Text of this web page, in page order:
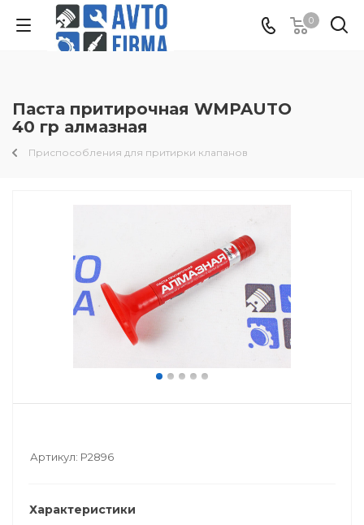
0
Паста притирочная WMPAUTO
40 гр алмазная
Приспособления для притирки клапанов
Артикул: Р2896
Характеристики